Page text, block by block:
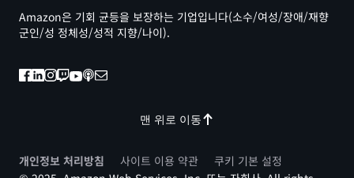
맨 위로 이동
Amazon은 기회 균등을 보장하는 기업입니다(소수/여성/장애/재향
군인/성 정체성/성적 지향/나이).
개인정보 처리방침 사이트 이용 약관
쿠키 기본 설정